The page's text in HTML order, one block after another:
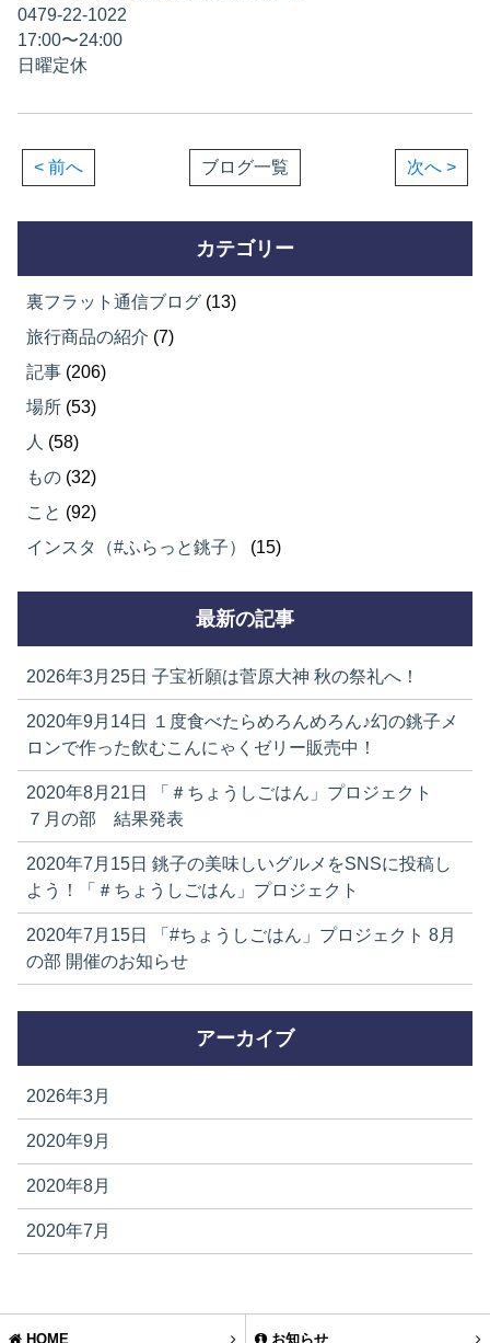
0479-22-1022
17:00〜24:00
日曜定休
< 前へ ブログ一覧 次へ >
カテゴリー
裏フラット通信ブログ (13)
旅行商品の紹介 (7)
記事 (206)
場所 (53)
人 (58)
もの (32)
こと (92)
インスタ（#ふらっと銚子）
(15)
最新の記事
2026年3月25日 子宝祈願は菅原大神 秋の祭礼へ！
2020年9月14日
１度食べたらめろんめろん♪幻の銚子メ
ロンで作った飲むこんにゃくゼリー販売中！
2020年8月21日
「＃ちょうしごはん」プロジェクト
７月の部 結果発表
2020年7月15日 銚子の美味しいグルメをSNSに投稿し
よう！「＃ちょうしごはん」プロジェクト
2020年7月15日
「#ちょうしごはん」プロジェクト 8月
の部 開催のお知らせ
アーカイブ
2026年3月
2020年9月
2020年8月
2020年7月
HOME お知らせ